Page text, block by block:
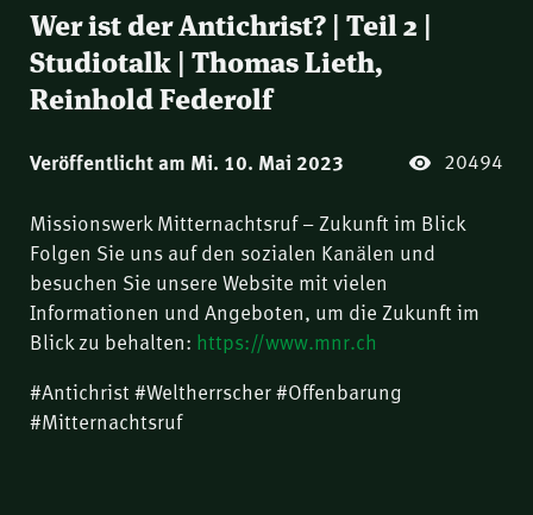
Wer ist der Antichrist? | Teil 2 |
Studiotalk | Thomas Lieth,
Reinhold Federolf
Veröffentlicht am Mi. 10. Mai 2023 20494
Missionswerk Mitternachtsruf – Zukunft im Blick
Folgen Sie uns auf den sozialen Kanälen und
besuchen Sie unsere Website mit vielen
Informationen und Angeboten, um die Zukunft im
Blick zu behalten: https://www.mnr.ch
#Antichrist #Weltherrscher #Offenbarung
#Mitternachtsruf